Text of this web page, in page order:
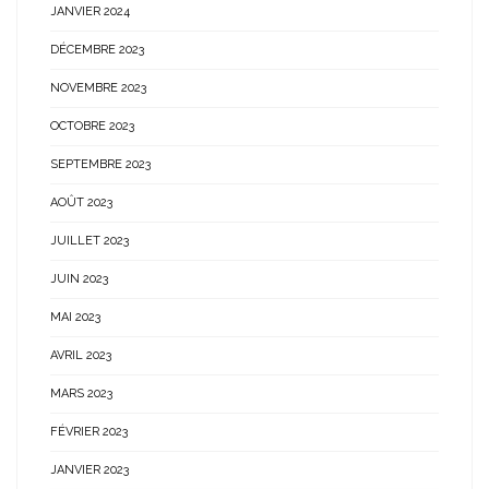
JANVIER 2024
DÉCEMBRE 2023
NOVEMBRE 2023
OCTOBRE 2023
SEPTEMBRE 2023
AOÛT 2023
JUILLET 2023
JUIN 2023
MAI 2023
AVRIL 2023
MARS 2023
FÉVRIER 2023
JANVIER 2023